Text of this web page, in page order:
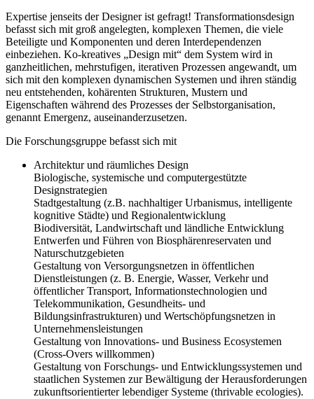
Expertise jenseits der Designer ist gefragt! Transformationsdesign
befasst sich mit groß angelegten, komplexen Themen, die viele
Beteiligte und Komponenten und deren Interdependenzen
einbeziehen. Ko-kreatives „Design mit“ dem System wird in
ganzheitlichen, mehrstufigen, iterativen Prozessen angewandt, um
sich mit den komplexen dynamischen Systemen und ihren ständig
neu entstehenden, kohärenten Strukturen, Mustern und
Eigenschaften während des Prozesses der Selbstorganisation,
genannt Emergenz, auseinanderzusetzen.
Die Forschungsgruppe befasst sich mit
Architektur und räumliches Design
Biologische, systemische und computergestützte
Designstrategien
Stadtgestaltung (z.B. nachhaltiger Urbanismus, intelligente
kognitive Städte) und Regionalentwicklung
Biodiversität, Landwirtschaft und ländliche Entwicklung
Entwerfen und Führen von Biosphärenreservaten und
Naturschutzgebieten
Gestaltung von Versorgungsnetzen in öffentlichen
Dienstleistungen (z. B. Energie, Wasser, Verkehr und
öffentlicher Transport, Informationstechnologien und
Telekommunikation, Gesundheits- und
Bildungsinfrastrukturen) und Wertschöpfungsnetzen in
Unternehmensleistungen
Gestaltung von Innovations- und Business Ecosystemen
(Cross-Overs willkommen)
Gestaltung von Forschungs- und Entwicklungssystemen und
staatlichen Systemen zur Bewältigung der Herausforderungen
zukunftsorientierter lebendiger Systeme (thrivable ecologies).